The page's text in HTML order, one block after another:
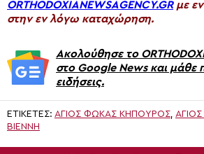
ORTHODOXIANEWSAGENCY.GRμε
στην εν λόγω καταχώρηση.
Ακολούθησε το
στο Google News και μάθε
ειδήσεις.
ΕΤΙΚΈΤΕΣ: ΑΓΙΟΣ ΦΩΚΑΣ ΚΗΠΟΥΡΟΣ
ΒΙΈΝΝΗ